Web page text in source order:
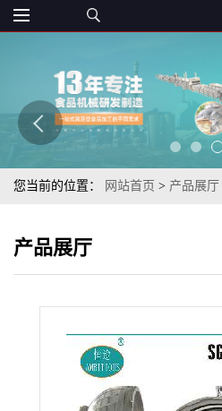
您当前的位置： 网站首页 > 产品展厅
产品展厅